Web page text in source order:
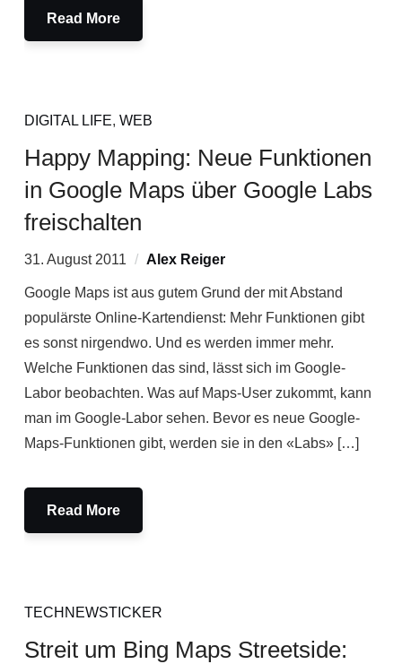
Read More
DIGITAL LIFE, WEB
Happy Mapping: Neue Funktionen
in Google Maps über Google Labs
freischalten
31. August 2011 Alex Reiger
Google Maps ist aus gutem Grund der mit Abstand
populärste Online-Kartendienst: Mehr Funktionen gibt
es sonst nirgendwo. Und es werden immer mehr.
Welche Funktionen das sind, lässt sich im Google-
Labor beobachten. Was auf Maps-User zukommt, kann
man im Google-Labor sehen. Bevor es neue Google-
Maps-Funktionen gibt, werden sie in den «Labs» […]
Read More
TECHNEWSTICKER
Streit um Bing Maps Streetside: